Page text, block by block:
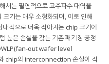
서는 필연적으로 고주파수 대역을
크기는 매우 소형화되며, 이로 인해
적으로 더욱 작아지는 chip 크기에
은 손실을 갖는 기존 패키징 공정
out wafer level
chip의 interconnection 손실이 적